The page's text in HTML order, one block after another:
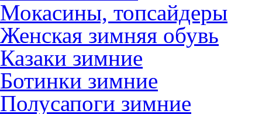
Мокасины, топсайдеры
Женская зимняя обувь
Казаки зимние
Ботинки зимние
Полусапоги зимние